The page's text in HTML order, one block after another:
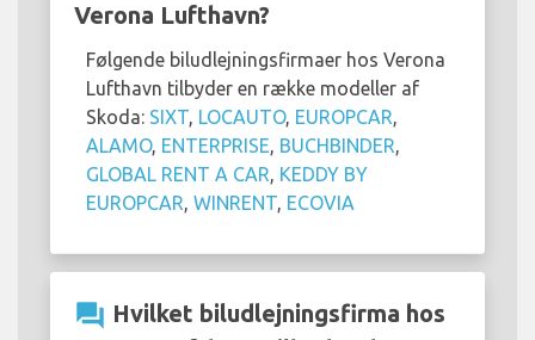
Verona Lufthavn?
Følgende biludlejningsfirmaer hos Verona
Lufthavn tilbyder en række modeller af
Skoda: SIXT, LOCAUTO, EUROPCAR,
ALAMO, ENTERPRISE, BUCHBINDER,
GLOBAL RENT A CAR, KEDDY BY
EUROPCAR, WINRENT, ECOVIA
question_answer Hvilket biludlejningsfirma hos